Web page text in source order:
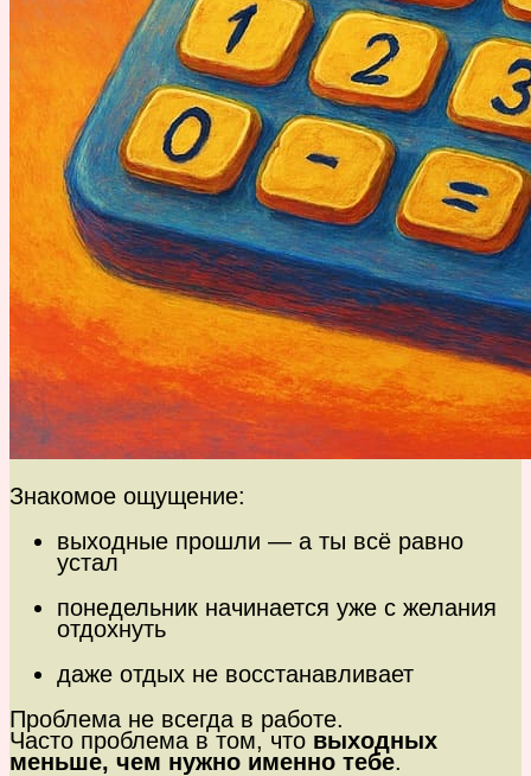
Знакомое ощущение:
выходные прошли — а ты всё равно
устал
понедельник начинается уже с желания
отдохнуть
даже отдых не восстанавливает
Проблема не всегда в работе.
Часто проблема в том, что выходных
меньше, чем нужно именно тебе.